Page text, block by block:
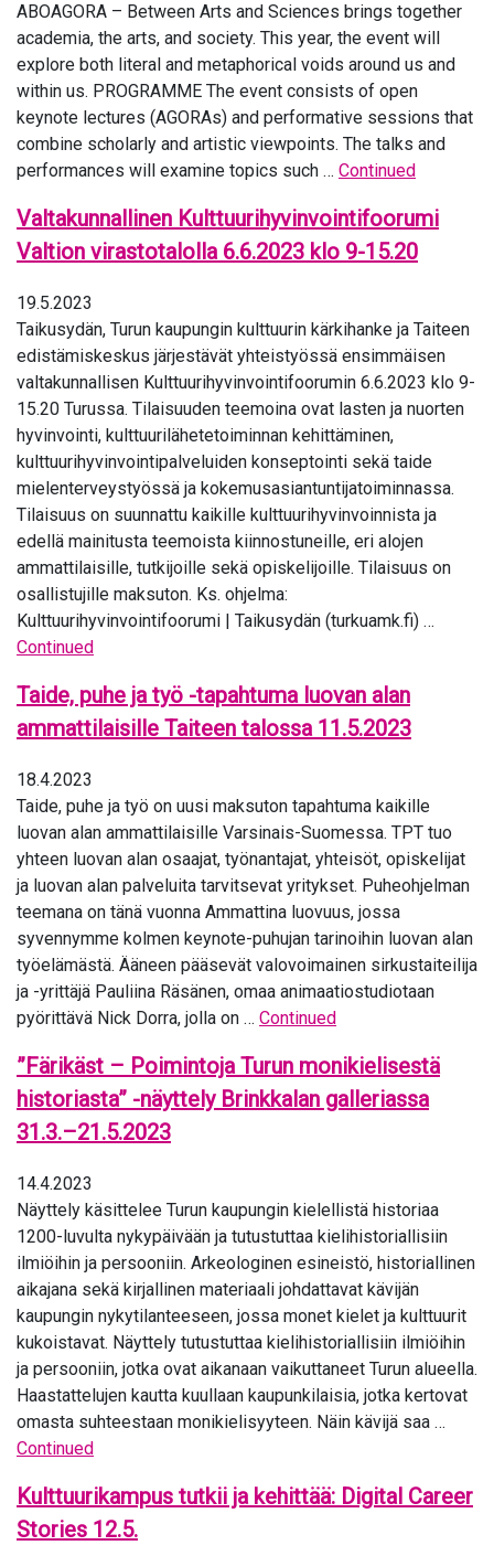
ABOAGORA – Between Arts and Sciences brings together
academia, the arts, and society. This year, the event will
explore both literal and metaphorical voids around us and
within us. PROGRAMME The event consists of open
keynote lectures (AGORAs) and performative sessions that
combine scholarly and artistic viewpoints. The talks and
performances will examine topics such … Continued
Valtakunnallinen Kulttuurihyvinvointifoorumi
Valtion virastotalolla 6.6.2023 klo 9-15.20
19.5.2023
Taikusydän, Turun kaupungin kulttuurin kärkihanke ja Taiteen
edistämiskeskus järjestävät yhteistyössä ensimmäisen
valtakunnallisen Kulttuurihyvinvointifoorumin 6.6.2023 klo 9-
15.20 Turussa. Tilaisuuden teemoina ovat lasten ja nuorten
hyvinvointi, kulttuurilähetetoiminnan kehittäminen,
kulttuurihyvinvointipalveluiden konseptointi sekä taide
mielenterveystyössä ja kokemusasiantuntijatoiminnassa.
Tilaisuus on suunnattu kaikille kulttuurihyvinvoinnista ja
edellä mainitusta teemoista kiinnostuneille, eri alojen
ammattilaisille, tutkijoille sekä opiskelijoille. Tilaisuus on
osallistujille maksuton. Ks. ohjelma:
Kulttuurihyvinvointifoorumi | Taikusydän (turkuamk.fi) …
Continued
Taide, puhe ja työ -tapahtuma luovan alan
ammattilaisille Taiteen talossa 11.5.2023
18.4.2023
Taide, puhe ja työ on uusi maksuton tapahtuma kaikille
luovan alan ammattilaisille Varsinais-Suomessa. TPT tuo
yhteen luovan alan osaajat, työnantajat, yhteisöt, opiskelijat
ja luovan alan palveluita tarvitsevat yritykset. Puheohjelman
teemana on tänä vuonna Ammattina luovuus, jossa
syvennymme kolmen keynote-puhujan tarinoihin luovan alan
työelämästä. Ääneen pääsevät valovoimainen sirkustaiteilija
ja -yrittäjä Pauliina Räsänen, omaa animaatiostudiotaan
pyörittävä Nick Dorra, jolla on … Continued
”Färikäst – Poimintoja Turun monikielisestä
historiasta” -näyttely Brinkkalan galleriassa
31.3.–21.5.2023
14.4.2023
Näyttely käsittelee Turun kaupungin kielellistä historiaa
1200-luvulta nykypäivään ja tutustuttaa kielihistoriallisiin
ilmiöihin ja persooniin. Arkeologinen esineistö, historiallinen
aikajana sekä kirjallinen materiaali johdattavat kävijän
kaupungin nykytilanteeseen, jossa monet kielet ja kulttuurit
kukoistavat. Näyttely tutustuttaa kielihistoriallisiin ilmiöihin
ja persooniin, jotka ovat aikanaan vaikuttaneet Turun alueella.
Haastattelujen kautta kuullaan kaupunkilaisia, jotka kertovat
omasta suhteestaan monikielisyyteen. Näin kävijä saa …
Continued
Kulttuurikampus tutkii ja kehittää: Digital Career
Stories 12.5.